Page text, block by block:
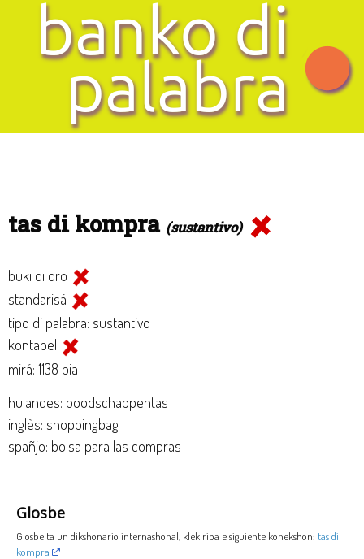
tas di kompra (sustantivo)
buki di oro
standarisá
tipo di palabra: sustantivo
kontabel
mirá: 1138 bia
hulandes: boodschappentas
inglès: shoppingbag
spañjo: bolsa para las compras
Glosbe
Glosbe ta un dikshonario internashonal, klek riba e siguiente konekshon: tas di
kompra